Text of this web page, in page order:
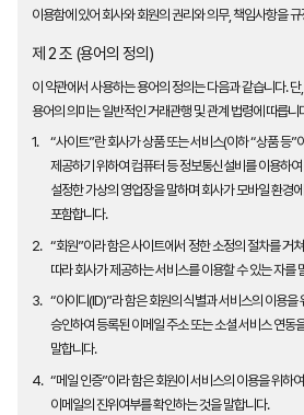
이용함에 있어 회사와 회원의 권리와 의무, 책임사항을
제 2 조 (용어의 정의)
이 약관에서 사용하는 용어의 정의는 다음과 같습니다.
용어의 의미는 일반적인 거래관행 및 관계 법령에 따릅니
1.
“사이트”란 회사가 상품 또는 서비스(이하 “상품 등”
제공하기 위하여 컴퓨터 등 정보통신설비를 이용하
설정한 가상의 영업장을 말하며 회사가 모바일 환경
포함합니다.
2. “회원”이라 함은 사이트에서 정한 소정의 절차를 거
따라 회사가 제공하는 서비스를 이용할 수 있는 자를
3. “아이디(ID)”라 함은 회원의 식별과 서비스의 이용을
승인하여 등록된 이메일 주소 또는 소셜 서비스 연동
말합니다.
4. “메일 인증”이라 함은 회원이 서비스의 이용을 위하
이메일의 진위여부를 확인하는 것을 말합니다.